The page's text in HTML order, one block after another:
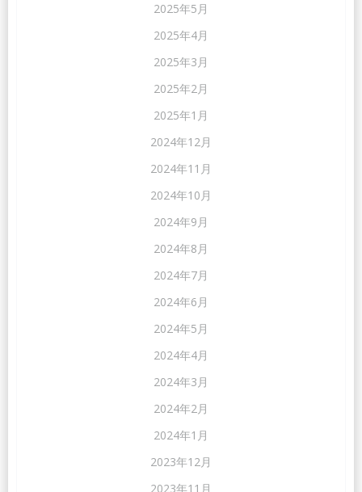
2025年5月
2025年4月
2025年3月
2025年2月
2025年1月
2024年12月
2024年11月
2024年10月
2024年9月
2024年8月
2024年7月
2024年6月
2024年5月
2024年4月
2024年3月
2024年2月
2024年1月
2023年12月
2023年11月